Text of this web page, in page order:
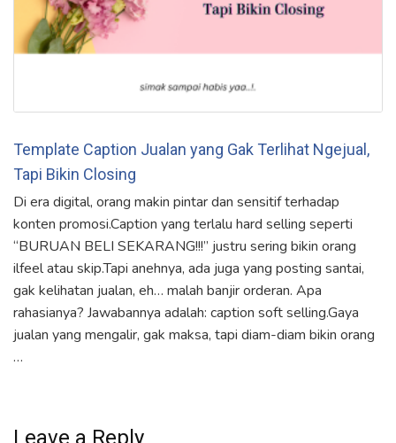
Template Caption Jualan yang Gak Terlihat Ngejual,
Tapi Bikin Closing
Di era digital, orang makin pintar dan sensitif terhadap
konten promosi.Caption yang terlalu hard selling seperti
“BURUAN BELI SEKARANG!!!” justru sering bikin orang
ilfeel atau skip.Tapi anehnya, ada juga yang posting santai,
gak kelihatan jualan, eh… malah banjir orderan. Apa
rahasianya? Jawabannya adalah: caption soft selling.Gaya
jualan yang mengalir, gak maksa, tapi diam-diam bikin orang
…
Leave a Reply